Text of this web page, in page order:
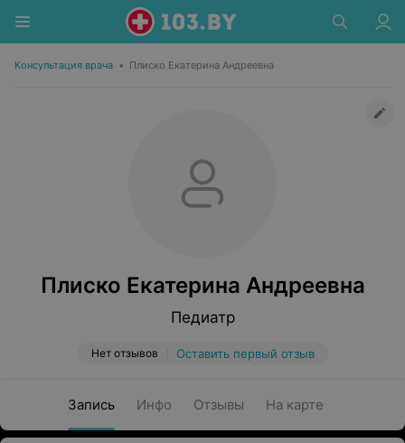
Консультация врача • Плиско Екатерина Андреевна
Плиско Екатерина Андреевна
Педиатр
Нет отзывов Оставить первый отзыв
Запись Инфо Отзывы На карте